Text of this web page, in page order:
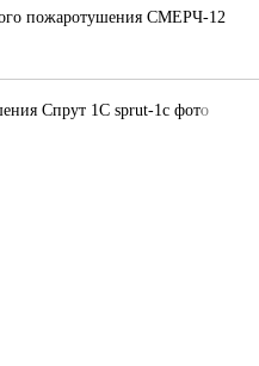
пожаротушения СМЕРЧ-12